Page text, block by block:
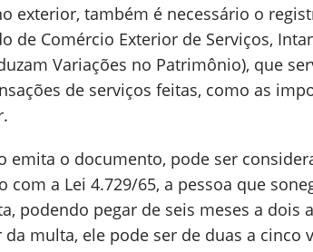
exterior, também é necessário o
de Comércio Exterior de Serviços,
Variações no Patrimônio), que
de serviços feitas, como as
emita o documento, pode ser
com a Lei 4.729/65, a pessoa que
podendo pegar de seis meses a dois
multa, ele pode ser de duas a cinco